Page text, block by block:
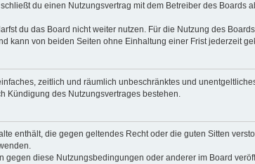
du einen Nutzungsvertrag mit dem Betreiber des
du das Board nicht weiter nutzen. Für die Nutzung des
kann von beiden Seiten ohne Einhaltung einer Frist jederzeit
zeitlich und räumlich unbeschränktes und
Kündigung des Nutzungsvertrages bestehen.
enthält, die gegen geltendes Recht oder die guten Sitten
gegen diese Nutzungsbedingungen oder anderer im Board